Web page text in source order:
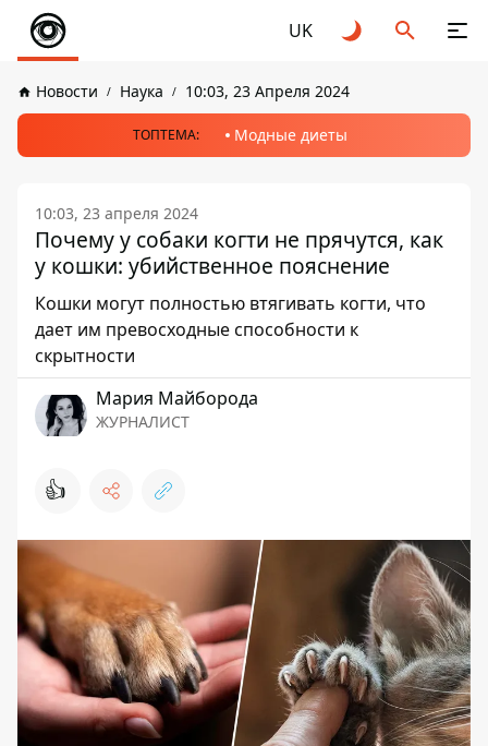
UK
Новости Наука 10:03, 23 Апреля 2024
ТОПТЕМА: Модные диеты
10:03, 23 апреля 2024
Почему у собаки когти не прячутся, как
у кошки: убийственное пояснение
Кошки могут полностью втягивать когти, что
дает им превосходные способности к
скрытности
Мария Майборода
ЖУРНАЛИСТ
👍